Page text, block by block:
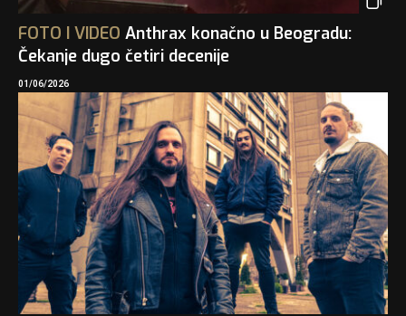
FOTO I VIDEO Anthrax konačno u Beogradu:
Čekanje dugo četiri decenije
01/06/2026